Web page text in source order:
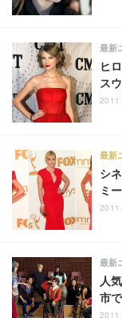
ヒ
ス
最新
シ
ミ
最新
人
市
最新